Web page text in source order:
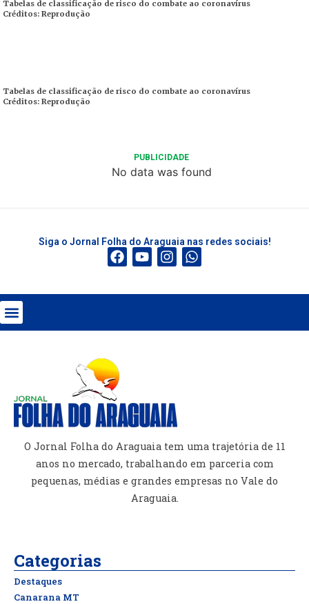
Tabelas de classificação de risco do combate ao coronavírus
Créditos: Reprodução
Tabelas de classificação de risco do combate ao coronavírus
Créditos: Reprodução
PUBLICIDADE
No data was found
Siga o Jornal Folha do Araguaia nas redes sociais!
O Jornal Folha do Araguaia tem uma trajetória de 11
anos no mercado, trabalhando em parceria com
pequenas, médias e grandes empresas no Vale do
Araguaia.
Categorias
Destaques
Canarana MT